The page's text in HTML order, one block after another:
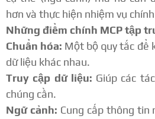
hơn và thực hiện nhiệm vụ
Những điểm chính MCP tập
Chuẩn hóa: Một bộ quy tắc để
dữ liệu khác nhau.
Truy cập dữ liệu: Giúp các
chúng cần.
Ngữ cảnh: Cung cấp thông tin